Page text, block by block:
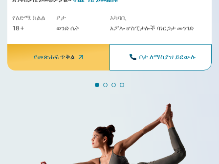
የዕድሜ ክልል
18 +
ፆታ
ወንድ ሴት
አካባቢ
አፖሎ ሆስፒታሎች ባነርጋታ መንገድ
የመጽሐፍ ጥቅል ቦታ ለማስያዝ ይደውሉ